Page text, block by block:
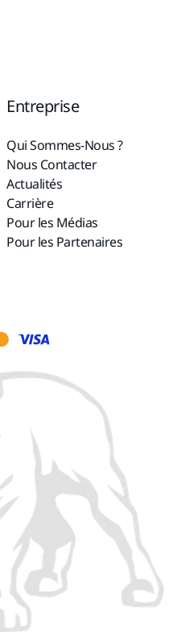
Entreprise
Qui Sommes-Nous ?
Nous Contacter
Actualités
Carrière
Pour les Médias
Pour les Partenaires